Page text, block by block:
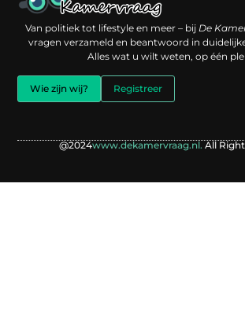
Van politiek tot lifestyle en meer – bijDe
vragen verzameld en beantwoord in
Alles wat u wilt weten, op één
Wie zijn wij? Registreer
@2024www.dekamervraag.nl. All